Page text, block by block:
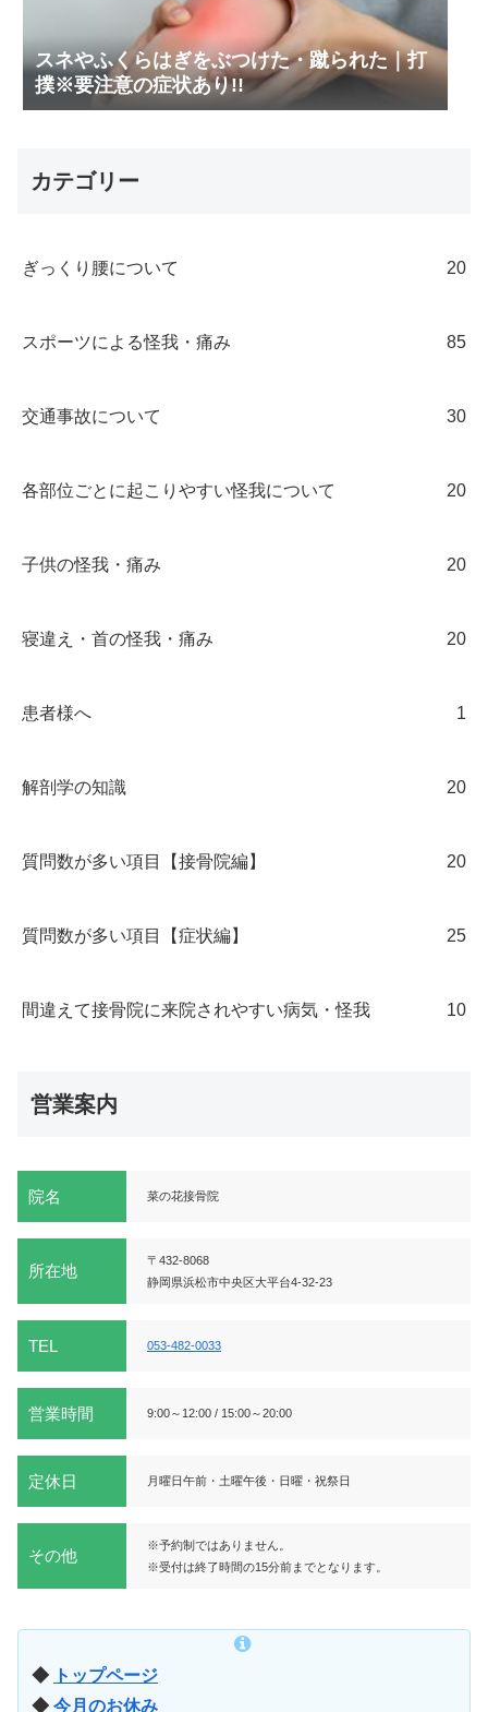
スネやふくらはぎをぶつけた・蹴られた｜打
撲※要注意の症状あり!!
カテゴリー
ぎっくり腰について 20
スポーツによる怪我・痛み 85
交通事故について 30
各部位ごとに起こりやすい怪我について 20
子供の怪我・痛み 20
寝違え・首の怪我・痛み 20
患者様へ 1
解剖学の知識 20
質問数が多い項目【接骨院編】 20
質問数が多い項目【症状編】 25
間違えて接骨院に来院されやすい病気・怪我 10
営業案内
院名 菜の花接骨院
所在地
〒432-8068
静岡県浜松市中央区大平台4-32-23
TEL 053-482-0033
営業時間 9:00～12:00 / 15:00～20:00
定休日 月曜日午前・土曜午後・日曜・祝祭日
その他
※予約制ではありません。
※受付は終了時間の15分前までとなります。
◆
トップページ
◆ 今月のお休み